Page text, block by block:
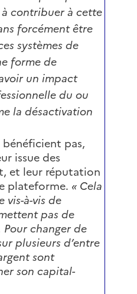
contribuer à cette
forcément être
systèmes de
forme de
un impact
du ou
la désactivation
bénéficient pas,
issue des
et leur réputation
plateforme. « Cela
vis-à-vis de
pas de
changer de
plusieurs d’entre
sont
son capital-